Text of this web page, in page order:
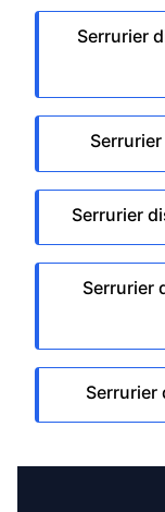
Serrurier
Serrurier
Serrurier
Serrurier